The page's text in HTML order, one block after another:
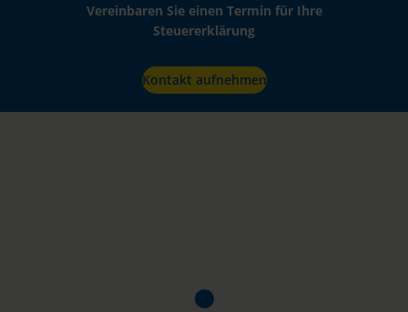
Vereinbaren Sie einen Termin für Ihre
Steuererklärung
Kontakt aufnehmen